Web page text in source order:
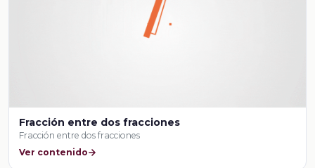
Fracción entre dos fracciones
Fracción entre dos fracciones
Ver contenido